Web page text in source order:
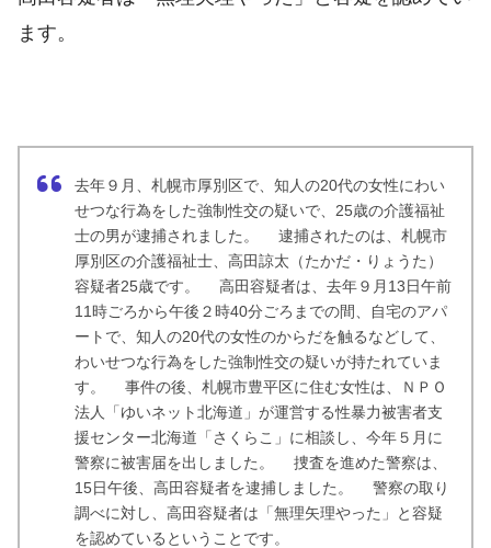
ます。
去年９月、札幌市厚別区で、知人の20代の女性にわい
せつな行為をした強制性交の疑いで、25歳の介護福祉
士の男が逮捕されました。 逮捕されたのは、札幌市
厚別区の介護福祉士、高田諒太（たかだ・りょうた）
容疑者25歳です。 高田容疑者は、去年９月13日午前
11時ごろから午後２時40分ごろまでの間、自宅のアパ
ートで、知人の20代の女性のからだを触るなどして、
わいせつな行為をした強制性交の疑いが持たれていま
す。 事件の後、札幌市豊平区に住む女性は、ＮＰＯ
法人「ゆいネット北海道」が運営する性暴力被害者支
援センター北海道「さくらこ」に相談し、今年５月に
警察に被害届を出しました。 捜査を進めた警察は、
15日午後、高田容疑者を逮捕しました。 警察の取り
調べに対し、高田容疑者は「無理矢理やった」と容疑
を認めているということです。